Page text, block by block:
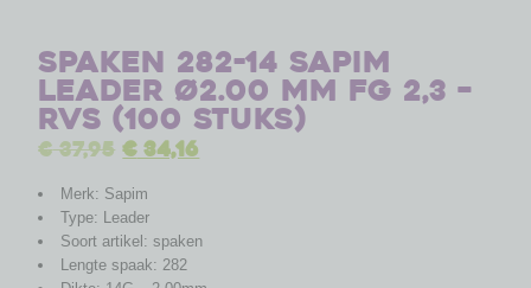
Spaken 282-14 Sapim
Leader ø2.00 mm FG 2,3 –
RVS (100 stuks)
€37,95 €34,16
Merk: Sapim
Type: Leader
Soort artikel: spaken
Lengte spaak: 282